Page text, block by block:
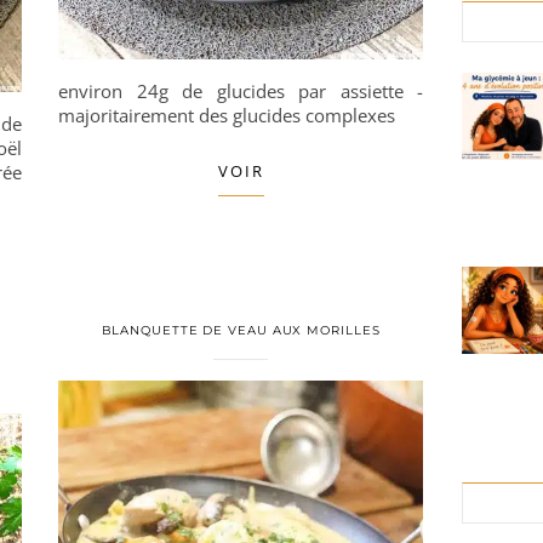
environ 24g de glucides par assiette -
majoritairement des glucides complexes
VOIR
BLANQUETTE DE VEAU AUX MORILLES